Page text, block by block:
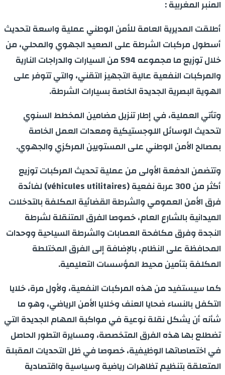
المنبر المغربية :
أطلقت المديرية العامة للأمن الوطني عملية واسعة لتحديث
أسطول مركبات الشرطة على الصعيد الجهوي والمحلي، من
خلال توزيع ما مجموعه 594 من السيارات والدراجات النارية
والمركبات النفعية عالية التجهيز التقني، والتي تتوفر على
الهوية البصرية الجديدة الخاصة بسيارات الشرطة.
وتأتي العملية، في إطار تنزيل مضامين المخطط السنوي
لتحديث الوسائل اللوجستيكية ومعدات العمل الخاصة
بمصالح الأمن الوطني على المستويين المركزي والجهوي.
وتتضمن الدفعة الأولى من عملية تحديث المركبات توزيع
أكثر من 300 عربة نفعية (véhicules utilitaires) لفائدة
فرق الأمن العمومي والشرطة القضائية المكلفة بالتدخلات
الميدانية بالشارع العام، خصوصا الفرق المتنقلة لشرطة
النجدة وفرق مكافحة العصابات والشرطة السياحية ووحدات
المحافظة على النظام، بالإضافة إلى الفرق المختلطة
المكلفة بتأمين محيط المؤسسات التعليمية.
كما سيستفيد من هذه المركبات النفعية، ولأول مرة، خلايا
التكفل بالنساء ضحايا العنف وخلايا الأمن الرياضي، وهو ما
شأنه أن يشكل نقلة نوعية في مواكبة المهام الجديدة التي
تضطلع بها هذه الفرق المتخصصة، ومسايرة التطور الحاصل
في اختصاصاتها الوظيفية، خصوصا في ظل التحديات المقبلة
المتعلقة بتنظيم تظاهرات رياضية وسياسية واقتصادية